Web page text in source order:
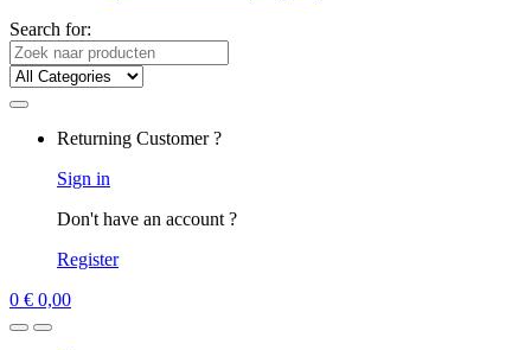
Search for:
Returning Customer ?
Sign in
Don't have an account ?
Register
0 € 0,00